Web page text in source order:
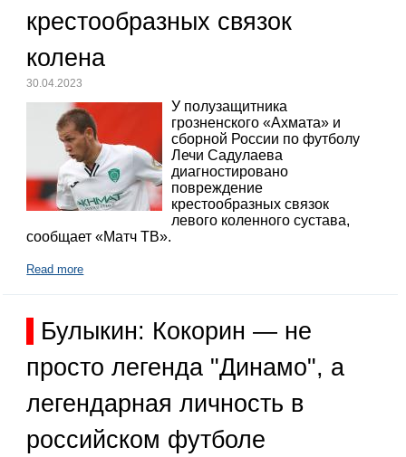
крестообразных связок
колена
30.04.2023
У полузащитника
грозненского «Ахмата» и
сборной России по футболу
Лечи Садулаева
диагностировано
повреждение
крестообразных связок
левого коленного сустава,
сообщает «Матч ТВ».
Read more
Булыкин: Кокорин — не
просто легенда "Динамо", а
легендарная личность в
российском футболе